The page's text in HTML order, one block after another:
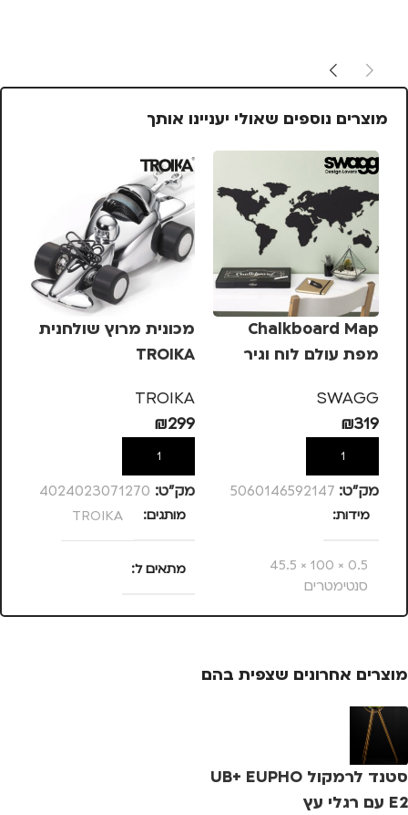
מוצרים נוספים שאולי יעניינו אותך
Chalkboard Map
מפת עולם לוח וגיר
SWAGG
₪319
הוספה לסל
מק”ט: 5060146592147
מידות
0.5 × 100 × 45.5
סנטימטרים
מכונית מרוץ שולחנית
TROIKA
TROIKA
₪299
הוספה לסל
מק”ט: 4024023071270
מותגים TROIKA
מתאים ל
מנהלים, עסקים, עבודה
מוצרים אחרונים שצפית בהם
סטנד לרמקול UB+ EUPHO
E2 עם רגלי עץ